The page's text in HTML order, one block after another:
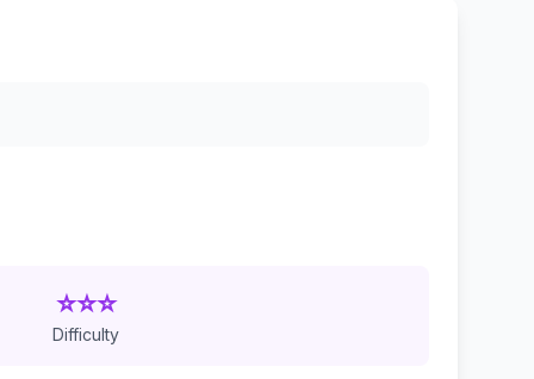
⭐⭐⭐
Difficulty